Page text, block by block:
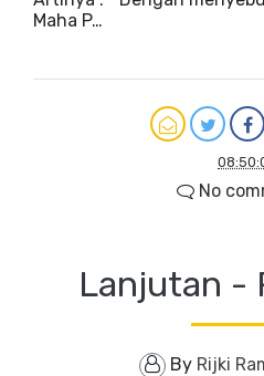
Maha P…
No
Lanjutan -
By Rijki